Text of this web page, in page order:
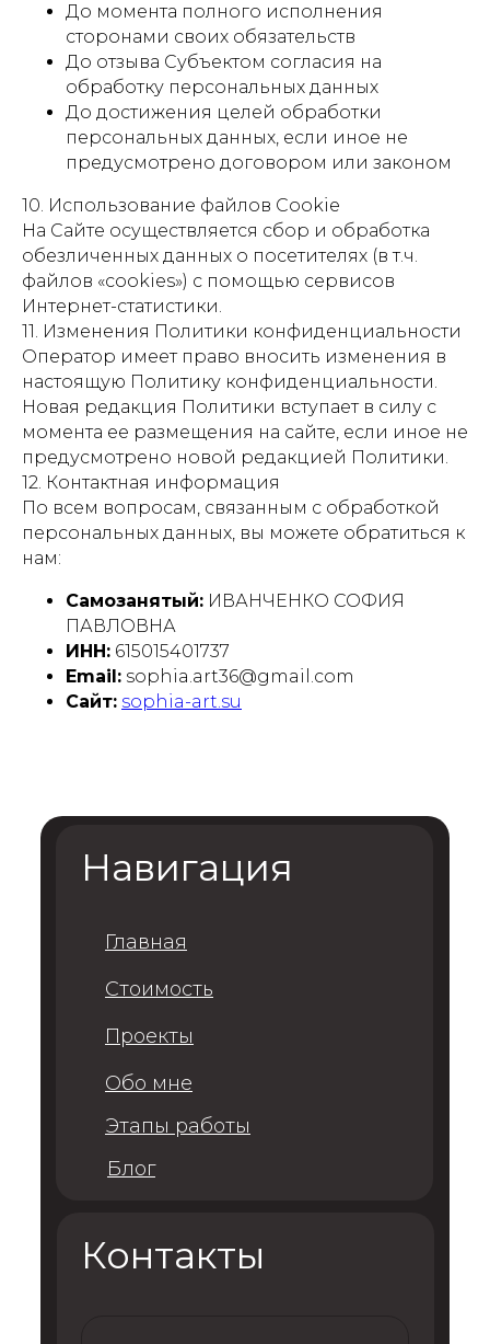
До момента полного исполнения
сторонами своих обязательств
До отзыва Субъектом согласия на
обработку персональных данных
До достижения целей обработки
персональных данных, если иное не
предусмотрено договором или законом
10. Использование файлов Cookie
На Сайте осуществляется сбор и обработка
обезличенных данных о посетителях (в т.ч.
файлов «cookies») с помощью сервисов
Интернет-статистики.
11. Изменения Политики конфиденциальности
Оператор имеет право вносить изменения в
настоящую Политику конфиденциальности.
Новая редакция Политики вступает в силу с
момента ее размещения на сайте, если иное не
предусмотрено новой редакцией Политики.
12. Контактная информация
По всем вопросам, связанным с обработкой
персональных данных, вы можете обратиться к
нам:
Самозанятый: ИВАНЧЕНКО СОФИЯ
ПАВЛОВНА
ИНН: 615015401737
Email: sophia.art36@gmail.com
Сайт: sophia-art.su
Навигация
Контакты
Блог
Этапы работы
Обо мне
Проекты
Стоимость
Главная